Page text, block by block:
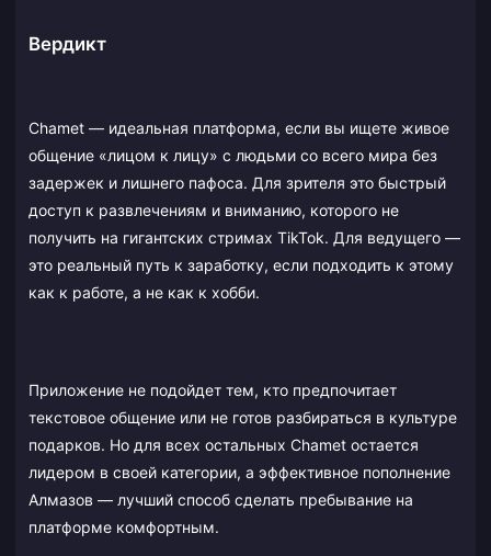
Вердикт
Chamet — идеальная платформа, если вы ищете живое
общение «лицом к лицу» с людьми со всего мира без
задержек и лишнего пафоса. Для зрителя это быстрый
доступ к развлечениям и вниманию, которого не
получить на гигантских стримах TikTok. Для ведущего —
это реальный путь к заработку, если подходить к этому
как к работе, а не как к хобби.
Приложение не подойдет тем, кто предпочитает
текстовое общение или не готов разбираться в культуре
подарков. Но для всех остальных Chamet остается
лидером в своей категории, а эффективное пополнение
Алмазов — лучший способ сделать пребывание на
платформе комфортным.